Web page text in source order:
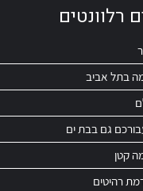
רלוונטים
בתל אביב
גם בבת ים
קטן
רהיטים